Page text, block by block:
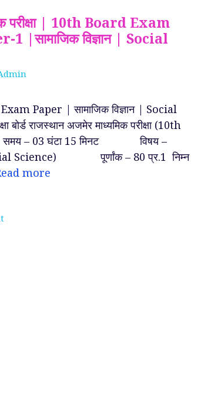
परीक्षा | 10th Board Exam
|सामाजिक विज्ञान | Social
Paper | सामाजिक विज्ञान | Social
बोर्ड राजस्थान अजमेर माध्यमिक परीक्षा (10th
– 03 घंटा 15 मिनट विषय –
Science) पूर्णांक – 80 प्र.1 निम्न
more